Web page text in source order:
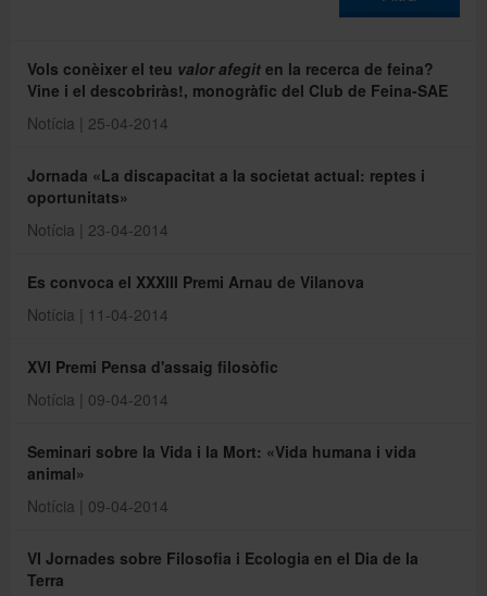
Directori
Vols conèixer el teu valor afegit en la recerca de feina?
Vine i el descobriràs!, monogràfic del Club de Feina-SAE
Notícia | 25-04-2014
Jornada «La discapacitat a la societat actual: reptes i
oportunitats»
Notícia | 23-04-2014
Es convoca el XXXIII Premi Arnau de Vilanova
Notícia | 11-04-2014
XVI Premi Pensa d'assaig filosòfic
Notícia | 09-04-2014
Seminari sobre la Vida i la Mort: «Vida humana i vida
animal»
Notícia | 09-04-2014
VI Jornades sobre Filosofia i Ecologia en el Dia de la
Terra